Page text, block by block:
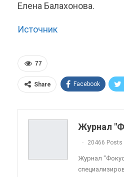
Елена Балахонова.
Источник
77
Share Facebook
Telegram VK
Linkedin
Журнал
20466 Posts
Журнал